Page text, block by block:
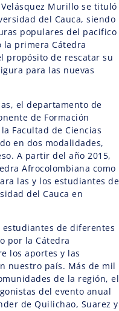
Velásquez Murillo se tituló
del Cauca, siendo
populares del pacifico
la primera Cátedra
propósito de rescatar su
para las nuevas
el departamento de
de Formación
Facultad de Ciencias
en dos modalidades,
A partir del año 2015,
Afrocolombiana como
las y los estudiantes de
del Cauca en
estudiantes de diferentes
por la Cátedra
los aportes y las
nuestro país. Más de mil
de la región, el
del evento anual
de Quilichao, Suarez y